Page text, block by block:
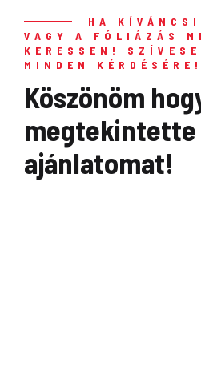
HA
VAGY A FÓLIÁZÁS
KERESSEN!
MINDEN KÉRDÉSÉRE!
Köszönöm
megtekintette
ajánlatomat!